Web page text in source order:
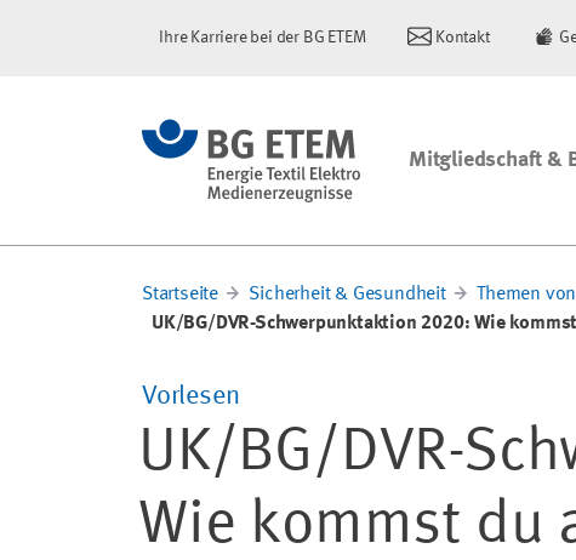
Ihre Karriere bei der BG ETEM Kontakt
Mitgliedschaft &
Startseite Sicherheit & Gesundheit Themen
UK/BG/DVR-Schwerpunktaktion 2020: Wie
Vorlesen
UK/BG/DVR-
Wie kommst du